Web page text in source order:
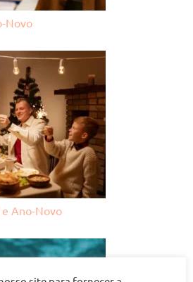
Novo
Ano-Novo